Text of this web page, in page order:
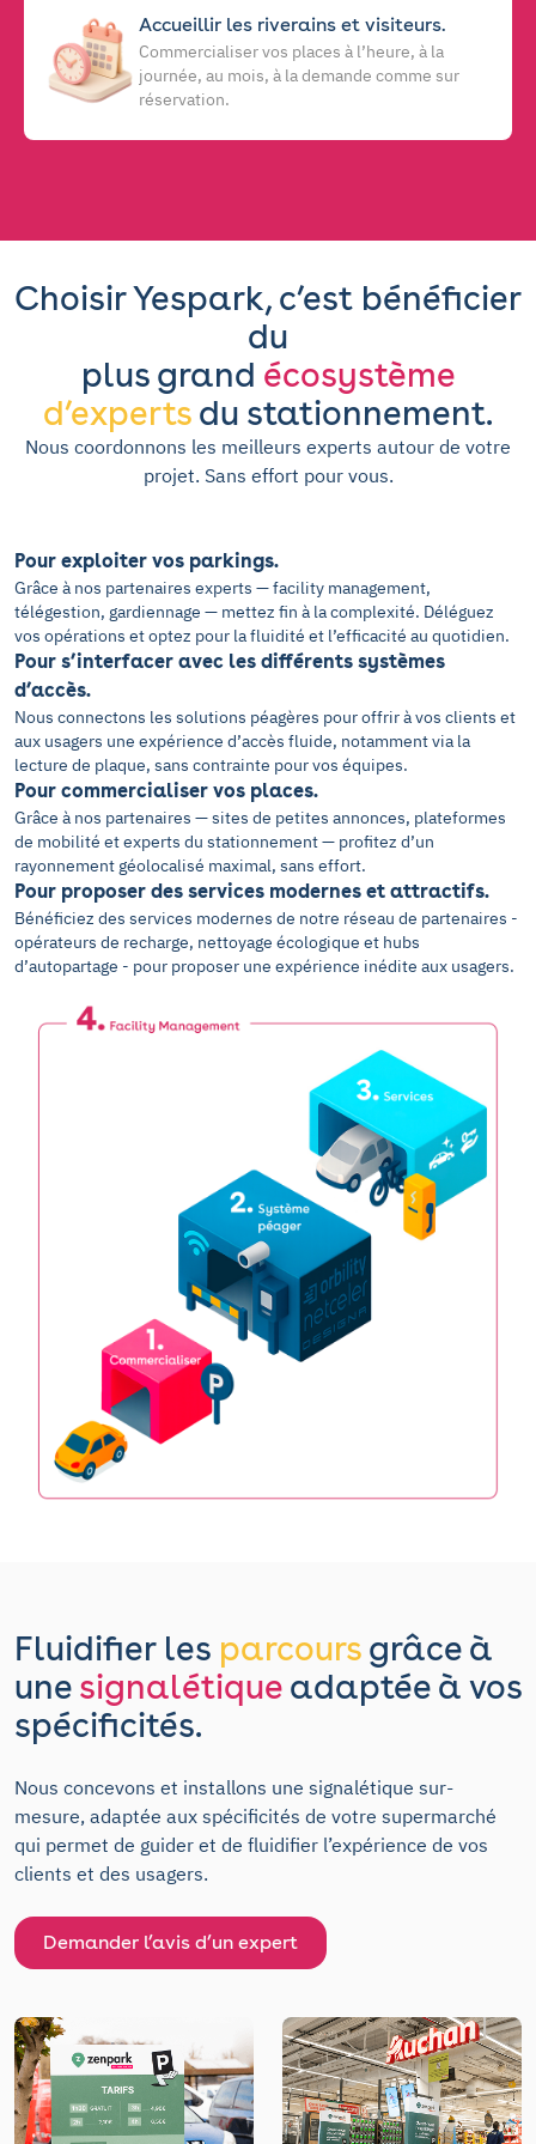
Accueillir les riverains et visiteurs.
Commercialiser vos places à l’heure, à la
journée, au mois, à la demande comme sur
réservation.
Choisir Yespark, c’est bénéficier
du
plus grand écosystème
d’experts du stationnement.
Nous coordonnons les meilleurs experts autour de votre
projet. Sans effort pour vous.
Pour exploiter vos parkings.
Grâce à nos partenaires experts — facility management,
télégestion, gardiennage — mettez fin à la complexité. Déléguez
vos opérations et optez pour la fluidité et l’efficacité au quotidien.
Pour s’interfacer avec les différents systèmes
d’accès.
Nous connectons les solutions péagères pour offrir à vos clients et
aux usagers une expérience d’accès fluide, notamment via la
lecture de plaque, sans contrainte pour vos équipes.
Pour commercialiser vos places.
Grâce à nos partenaires — sites de petites annonces, plateformes
de mobilité et experts du stationnement — profitez d’un
rayonnement géolocalisé maximal, sans effort.
Pour proposer des services modernes et attractifs.
Bénéficiez des services modernes de notre réseau de partenaires -
opérateurs de recharge, nettoyage écologique et hubs
d’autopartage - pour proposer une expérience inédite aux usagers.
Fluidifier les parcours grâce à
une signalétique adaptée à vos
spécificités.
Nous concevons et installons une signalétique sur-
mesure, adaptée aux spécificités de votre supermarché
qui permet de guider et de fluidifier l’expérience de vos
clients et des usagers.
Demander l’avis d’un expert